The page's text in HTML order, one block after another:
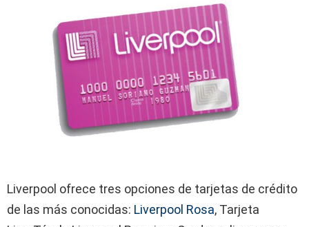
Liverpool ofrece tres opciones de tarjetas de crédito
de las más conocidas: Liverpool Rosa, Tarjeta